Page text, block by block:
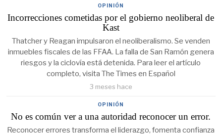
OPINIÓN
Incorrecciones cometidas por el gobierno neoliberal de
Kast
Thatcher y Reagan impulsaron el neoliberalismo. Se venden
inmuebles fiscales de las FFAA. La falla de San Ramón genera
riesgos y la ciclovía está detenida. Para leer el artículo
completo, visita The Times en Español
3 meses hace
OPINIÓN
No es común ver a una autoridad reconocer un error.
Reconocer errores transforma el liderazgo, fomenta confianza